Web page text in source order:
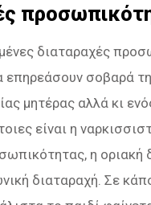
διαταραχές
επηρεάσουν σοβαρά τη
μητέρας αλλά κι
είναι η
η οριακή
διαταραχή. Σε